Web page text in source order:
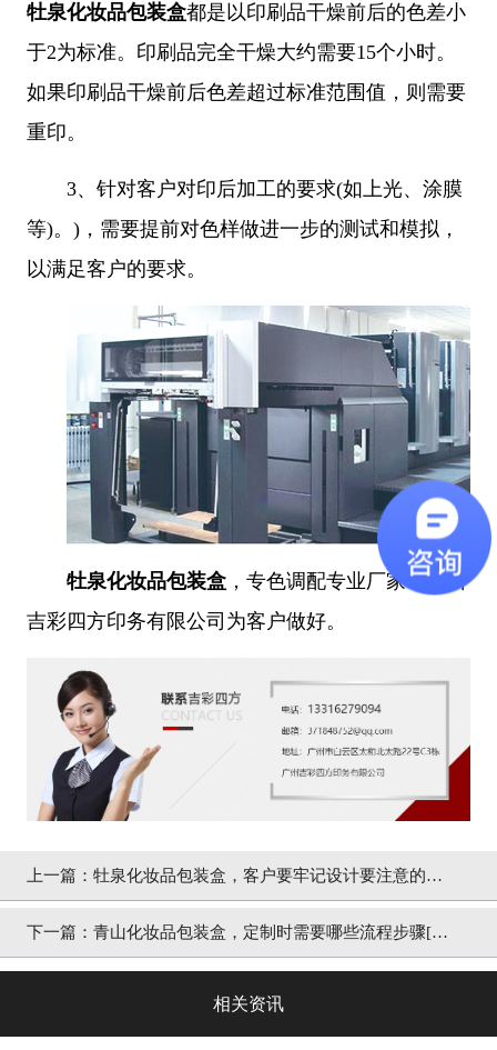
牡泉化妆品包装盒都是以印刷品干燥前后的色差小
于2为标准。印刷品完全干燥大约需要15个小时。
如果印刷品干燥前后色差超过标准范围值，则需要
重印。
3、 针对客户对印后加工的要求(如上光、涂膜
等)。)，需要提前对色样做进一步的测试和模拟，
以满足客户的要求。
牡泉化妆品包装盒，专色调配专业厂家，广州
吉彩四方印务有限公司为客户做好。
上一篇： 牡泉化妆品包装盒，客户要牢记设计要注意的五
个点[吉彩四方]
下一篇： 青山化妆品包装盒，定制时需要哪些流程步骤[吉
相关资讯